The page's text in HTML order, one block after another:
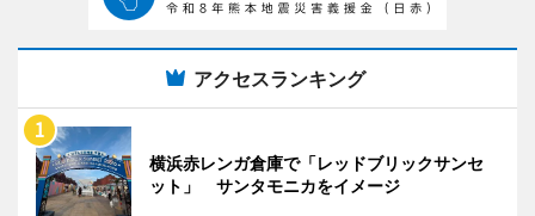
アクセスランキング
横浜赤レンガ倉庫で「レッドブリックサンセ
ット」 サンタモニカをイメージ